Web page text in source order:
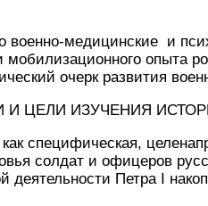
военно-медицинские и
мобилизационного опыта
очерк развития
ИЗУЧЕНИЯ
специфическая,
солдат и офицеров
деятельности Петра I